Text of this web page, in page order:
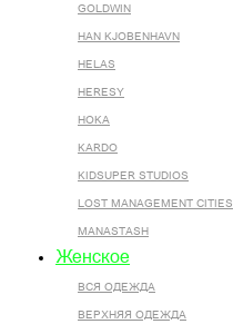
GOLDWIN
HAN KJOBENHAVN
HELAS
HERESY
HOKA
KARDO
KIDSUPER STUDIOS
LOST MANAGEMENT CITIES
MANASTASH
Женское
ВСЯ ОДЕЖДА
ВЕРХНЯЯ ОДЕЖДА